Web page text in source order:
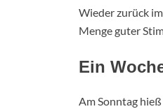
Wieder zurück
Menge guter
Ein
Am Sonntag